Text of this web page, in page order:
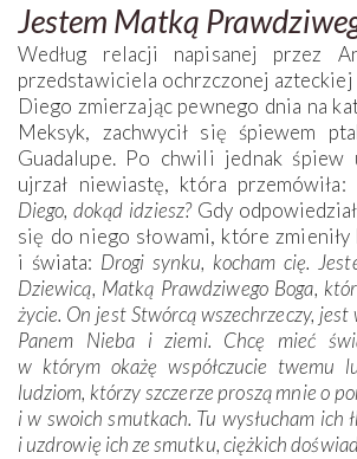
Jestem Matką
Według relacji napisanej przez
przedstawiciela ochrzczonej
Diego zmierzając pewnego dnia na
Meksyk, zachwycił się śpiewem
Guadalupe. Po chwili jednak śpiew
ujrzał niewiastę, która przemówiła:
Diego, dokąd idziesz? Gdy
się do niego słowami, które
i świata: Drogi synku, kocham cię.
Dziewicą, Matką Prawdziwego Boga,
życie. On jest Stwórcą wszechrzeczy, jest
Panem Nieba i ziemi. Chcę mieć
w którym okażę współczucie twemu
ludziom, którzy szczerze proszą mnie o
i w ­swoich smutkach. Tu wysłucham ich
i uzdrowię ich ze smutku, ciężkich